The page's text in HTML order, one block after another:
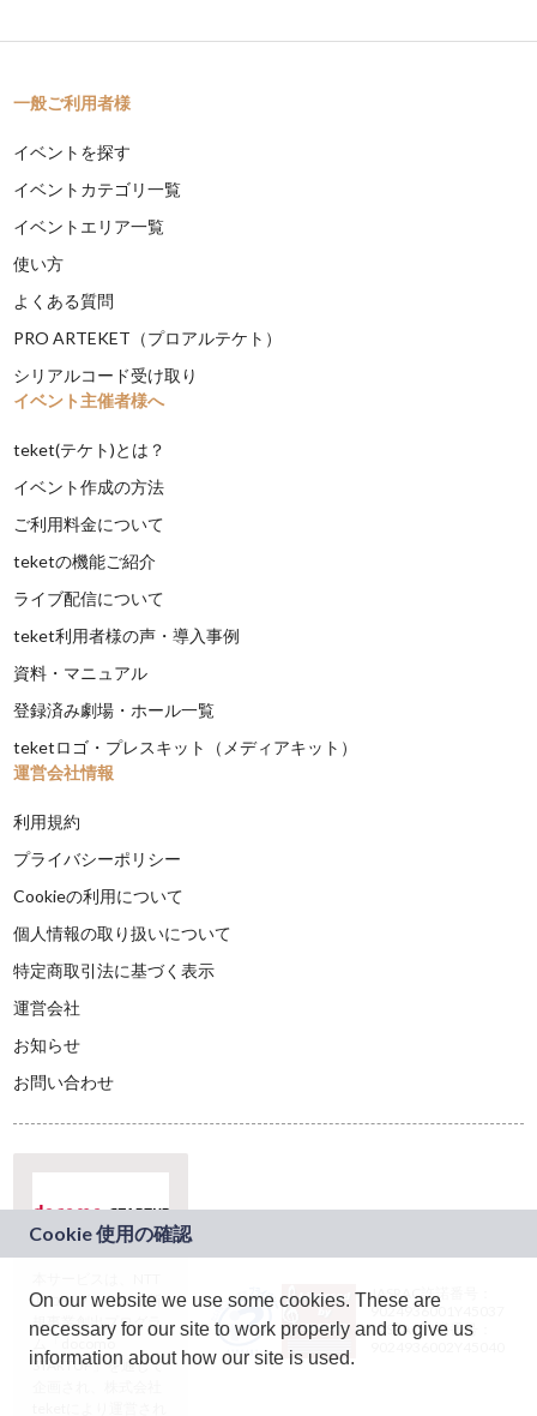
一般ご利用者様
イベントを探す
イベントカテゴリ一覧
イベントエリア一覧
使い方
よくある質問
PRO ARTEKET（プロアルテケト）
シリアルコード受け取り
イベント主催者様へ
teket(テケト)とは？
イベント作成の方法
ご利用料金について
teketの機能ご紹介
ライブ配信について
teket利用者様の声・導入事例
資料・マニュアル
登録済み劇場・ホール一覧
teketロゴ・プレスキット（メディアキット）
運営会社情報
利用規約
プライバシーポリシー
Cookieの利用について
個人情報の取り扱いについて
特定商取引法に基づく表示
運営会社
お知らせ
お問い合わせ
ドコモグループの新
規事業創出プログラ
ム「docomo
STARTUP」を通じて
JASRAC許諾番号：
9024936001Y45037
JASRAC許諾番号：
On our website we use some cookies. These are
necessary for our site to work properly and to give us
information about how our site is used.